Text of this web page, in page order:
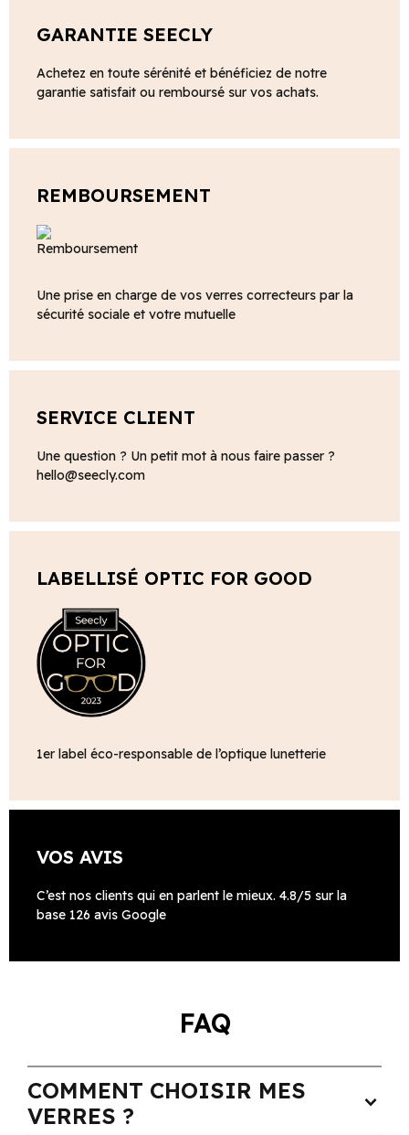
GARANTIE SEECLY
Achetez en toute sérénité et bénéficiez de notre
garantie satisfait ou remboursé sur vos achats.
REMBOURSEMENT
Une prise en charge de vos verres correcteurs par la
sécurité sociale et votre mutuelle
SERVICE CLIENT
Une question ? Un petit mot à nous faire passer ?
hello@seecly.com
LABELLISÉ OPTIC FOR GOOD
1er label éco-responsable de l’optique lunetterie
VOS AVIS
C’est nos clients qui en parlent le mieux. 4.8/5 sur la
base 126 avis Google
FAQ
COMMENT CHOISIR MES
VERRES ?
expand_more